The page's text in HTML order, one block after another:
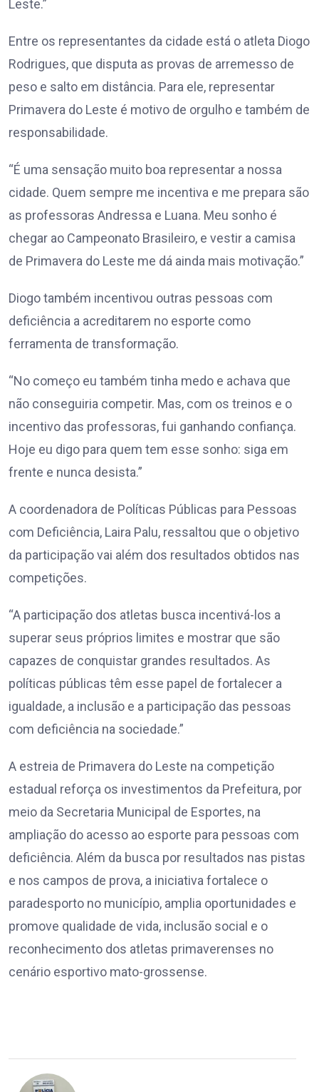
Leste.”
Entre os representantes da cidade está o atleta Diogo
Rodrigues, que disputa as provas de arremesso de
peso e salto em distância. Para ele, representar
Primavera do Leste é motivo de orgulho e também de
responsabilidade.
“É uma sensação muito boa representar a nossa
cidade. Quem sempre me incentiva e me prepara são
as professoras Andressa e Luana. Meu sonho é
chegar ao Campeonato Brasileiro, e vestir a camisa
de Primavera do Leste me dá ainda mais motivação.”
Diogo também incentivou outras pessoas com
deficiência a acreditarem no esporte como
ferramenta de transformação.
“No começo eu também tinha medo e achava que
não conseguiria competir. Mas, com os treinos e o
incentivo das professoras, fui ganhando confiança.
Hoje eu digo para quem tem esse sonho: siga em
frente e nunca desista.”
A coordenadora de Políticas Públicas para Pessoas
com Deficiência, Laira Palu, ressaltou que o objetivo
da participação vai além dos resultados obtidos nas
competições.
“A participação dos atletas busca incentivá-los a
superar seus próprios limites e mostrar que são
capazes de conquistar grandes resultados. As
políticas públicas têm esse papel de fortalecer a
igualdade, a inclusão e a participação das pessoas
com deficiência na sociedade.”
A estreia de Primavera do Leste na competição
estadual reforça os investimentos da Prefeitura, por
meio da Secretaria Municipal de Esportes, na
ampliação do acesso ao esporte para pessoas com
deficiência. Além da busca por resultados nas pistas
e nos campos de prova, a iniciativa fortalece o
paradesporto no município, amplia oportunidades e
promove qualidade de vida, inclusão social e o
reconhecimento dos atletas primaverenses no
cenário esportivo mato-grossense.